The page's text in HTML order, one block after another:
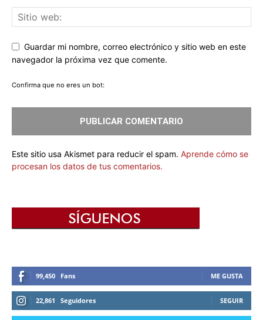
Guardar mi nombre, correo electrónico y sitio web en este
navegador la próxima vez que comente.
Confirma que no eres un bot:
Este sitio usa Akismet para reducir el spam. Aprende cómo se
procesan los datos de tus comentarios.
99,450 Fans ME GUSTA
22,861 Seguidores SEGUIR